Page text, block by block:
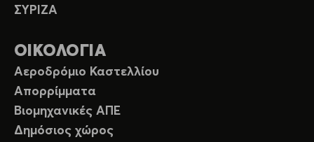
ΣΥΡΙΖΑ
ΟΙΚΟΛΟΓΙΑ
Αεροδρόμιο Καστελλίου
Απορρίμματα
Βιομηχανικές ΑΠΕ
Δημόσιος χώρος